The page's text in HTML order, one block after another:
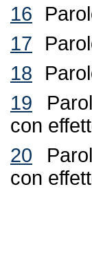
16
17
18
19
con
20
con